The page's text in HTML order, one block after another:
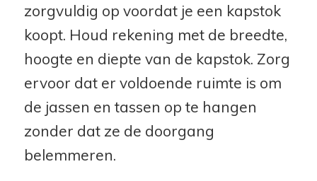
zorgvuldig op voordat je een kapstok
koopt. Houd rekening met de breedte,
hoogte en diepte van de kapstok. Zorg
ervoor dat er voldoende ruimte is om
de jassen en tassen op te hangen
zonder dat ze de doorgang
belemmeren.